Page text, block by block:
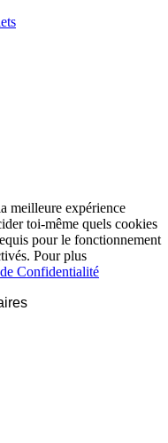
meilleure expérience
toi-même quels cookies
pour le fonctionnement
Pour plus
Confidentialité